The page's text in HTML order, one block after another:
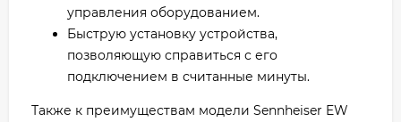
управления оборудованием.
Быструю установку устройства,
позволяющую справиться с его
подключением в считанные минуты.
Также к преимуществам модели Sennheiser EW